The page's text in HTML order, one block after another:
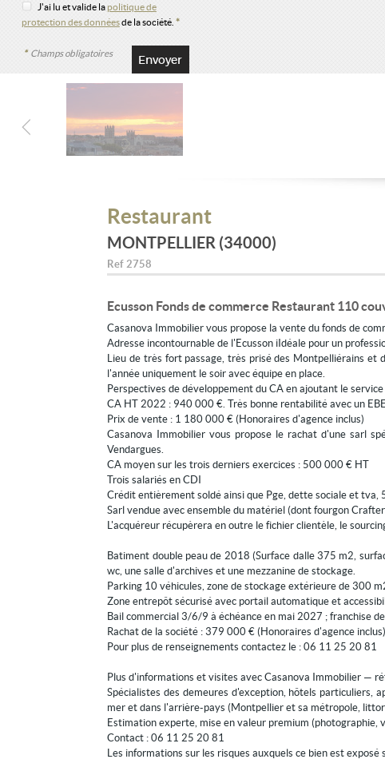
J'ai lu et valide la politique de
protection des donnéesde la société. *
* Champs obligatoires
Restaurant
MONTPELLIER (34000)
Ref 2758
Ecusson Fonds de commerce Restaurant 110
Casanova Immobilier vous propose la vente du fonds de
Adresse incontournable de l'Ecusson iIdéale pour un
Lieu de très fort passage, très prisé des Montpelliérains et
l'année uniquement le soir avec équipe en place.
Perspectives de développement du CA en ajoutant le service
CA HT 2022 : 940 000 €. Très bonne rentabilité avec un
Prix de vente : 1 180 000 € (Honoraires d'agence inclus)
Casanova Immobilier vous propose le rachat d'une sarl
Vendargues.
CA moyen sur les trois derniers exercices : 500 000 € HT
Trois salariés en CDI
Crédit entièrement soldé ainsi que Pge, dette sociale et
Sarl vendue avec ensemble du matériel (dont fourgon
L'acquéreur récupèrera en outre le fichier clientèle, le
Batiment double peau de 2018 (Surface dalle 375 m2,
wc, une salle d'archives et une mezzanine de stockage.
Parking 10 véhicules, zone de stockage extérieure de 300
Zone entrepôt sécurisé avec portail automatique et
Bail commercial 3/6/9 à échéance en mai 2027 ; franchise
Rachat de la société : 379 000 € (Honoraires d'agence inclus)
Pour plus de renseignements contactez le : 06 11 25 20 81
Plus d'informations et visites avec Casanova Immobilier —
Spécialistes des demeures d'exception, hôtels particuliers,
mer et dans l'arrière-pays (Montpellier et sa métropole,
Estimation experte, mise en valeur premium
Contact : 06 11 25 20 81
Les informations sur les risques auxquels ce bien est